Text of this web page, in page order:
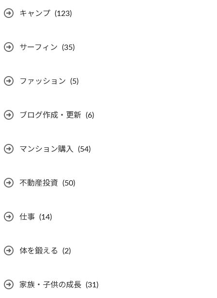
キャンプ (123)
サーフィン (35)
ファッション (5)
ブログ作成・更新 (6)
マンション購入 (54)
不動産投資 (50)
仕事 (14)
体を鍛える (2)
家族・子供の成長 (31)